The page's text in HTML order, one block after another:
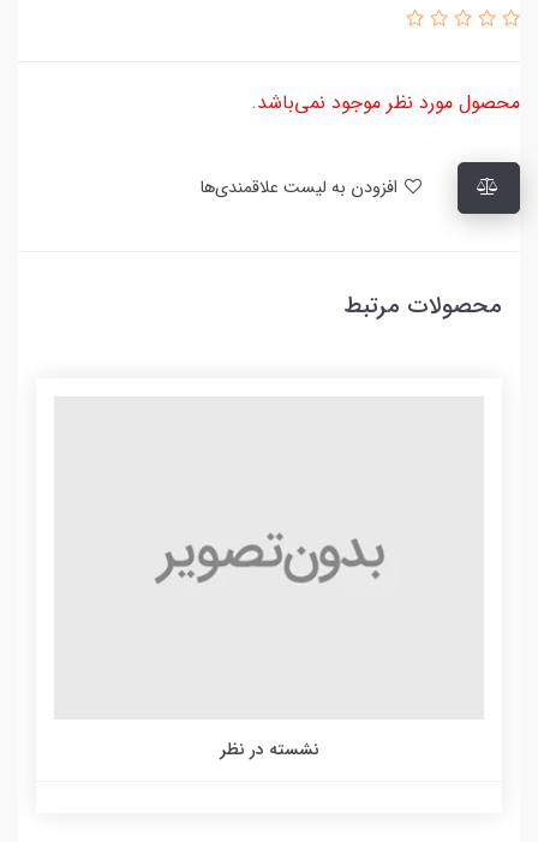
محصول مورد نظر موجود نمی‌باشد.
محصولات مرتبط
نشسته در نظر